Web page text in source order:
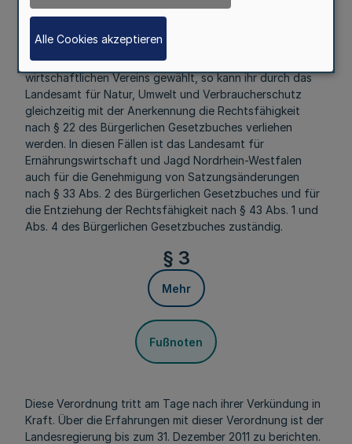
Hat eine Erzeugergemeinschaft oder eine Vereinigung
von Erzeugergemeinschaften die Rechtsform des
wirtschaftlichen Vereins gewählt, so kann ihr durch das
Landesamt für Natur, Umwelt und Verbraucherschutz
gleichzeitig mit der Anerkennung die Rechtsfähigkeit
nach § 22 des Bürgerlichen Gesetzbuches verliehen
werden. In diesen Fällen ist das Landesamt für
Ernährungswirtschaft und Jagd Nordrhein-Westfalen
auch für die Genehmigung von Satzungsänderungen
nach § 33 Abs. 2 des Bürgerlichen Gesetzbuches und für
die Entziehung der Rechtsfähigkeit nach § 43 Abs. 1 und
Abs. 4 des Bürgerlichen Gesetzbuches zuständig.
§ 3
Mehr
Fußnoten
Diese Verordnung tritt am Tage nach ihrer Verkündung in
Kraft. Über die Erfahrungen mit dieser Verordnung ist der
Landesregierung bis zum 31. Dezember 2011 zu berichten.
Alle Cookies akzeptieren